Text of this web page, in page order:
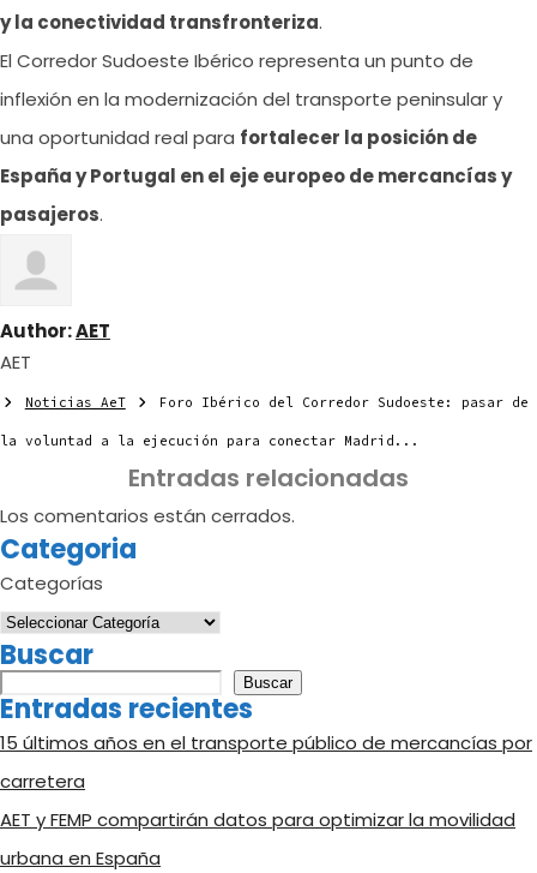
y la conectividad transfronteriza.
El Corredor Sudoeste Ibérico representa un punto de
inflexión en la modernización del transporte peninsular y
una oportunidad real para fortalecer la posición de
España y Portugal en el eje europeo de mercancías y
pasajeros.
Author:AET
AET
Noticias AeT Foro Ibérico del Corredor Sudoeste: pasar de
la voluntad a la ejecución para conectar Madrid...
Entradas relacionadas
Los comentarios están cerrados.
Categoria
Categorías
Buscar
Buscar Buscar
Entradas recientes
15 últimos años en el transporte público de mercancías por
carretera
AET y FEMP compartirán datos para optimizar la movilidad
urbana en España